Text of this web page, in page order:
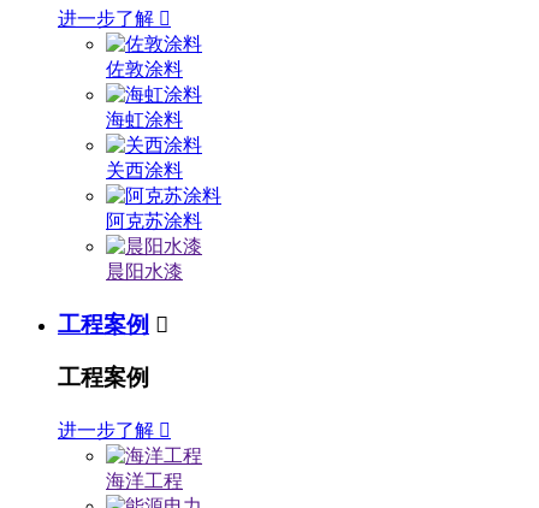
进一步了解 
佐敦涂料
海虹涂料
关西涂料
阿克苏涂料
晨阳水漆
工程案例 
工程案例
进一步了解 
海洋工程